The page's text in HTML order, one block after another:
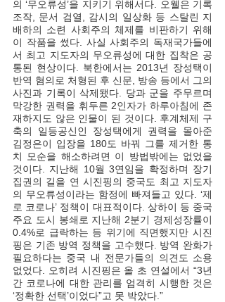
의 ‘무오류성’을 지키기 위해서다. 오웰은 기록
조작, 문서 검열, 감시의 일상화 등 스탈린 지
배하의 소련 사회주의 체제를 비판하기 위해
이 작품을 썼다. 사실 사회주의 독재국가들에
서 최고 지도자의 무오류성에 대한 집착은 공
통된 현상이다. 북한에서는 2013년 장성택이
반역 혐의로 처형된 후 신문, 방송 등에서 그의
사진과 기록이 삭제됐다. 당과 군을 주무르며
막강한 권력을 휘두른 2인자가 하루아침에 존
재하지도 않은 인물이 된 것이다. 후계체제 구
축의 일등공신인 장성택에게 권력을 몰아준
김정은이 입장을 180도 바꿔 그를 제거한 통
치 모순을 해소하려면 이 방법밖에는 없었을
것이다. 지난해 10월 3연임을 확정하며 장기
집권의 길을 연 시진핑의 중국도 최고 지도자
의 무오류성이라는 함정에 빠져들고 있다. ‘제
로 코로나’ 정책이 대표적이다. 상하이 등 중국
주요 도시 봉쇄로 지난해 2분기 경제성장률이
0.4%로 급락하는 등 위기에 직면했지만 시진
핑은 기존 방역 정책을 고수했다. 방역 완화가
필요하다는 중국 내 전문가들의 의견도 소용
없었다. 오히려 시진핑은 올 초 연설에서 “3년
간 코로나에 대한 관리를 엄격히 시행한 것은
‘정확한 선택’이었다”고 못 박았다.”